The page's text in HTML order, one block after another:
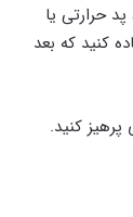
حرارتی یا
کنید که بعد
کنید.